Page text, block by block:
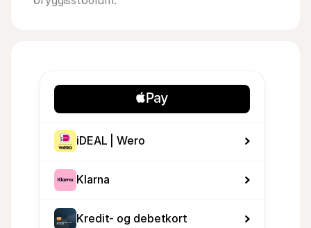
iDEAL | Wero
Klarna
Kredit- og debetkort